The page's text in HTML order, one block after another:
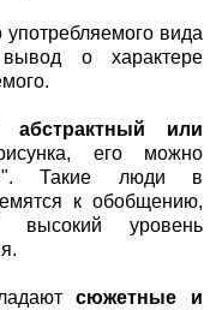
употребляемого вида
о характере
абстрактный или
его можно
Такие люди в
к обобщению,
высокий уровень
сюжетные и